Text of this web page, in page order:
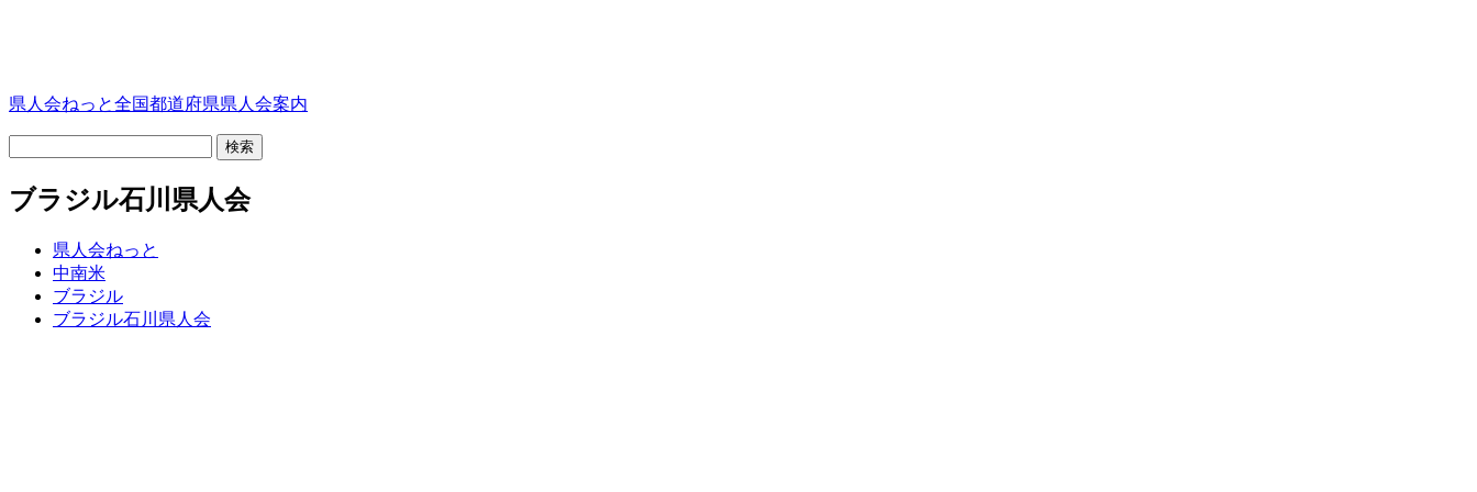
県人会ねっと全国都道府県県人会案内
ブラジル石川県人会
県人会ねっと
中南米
ブラジル
ブラジル石川県人会